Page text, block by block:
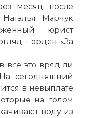
месяц после
Марчук
юрист
- орден «За
все это вряд ли
сегодняшний
в невыплате
на голом
воду из